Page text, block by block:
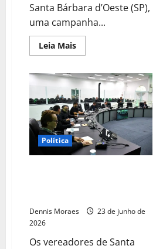
Santa Bárbara d’Oeste (SP),
uma campanha...
Leia Mais
Política
Dennis Moraes
23 de junho de
2026
Os vereadores de Santa